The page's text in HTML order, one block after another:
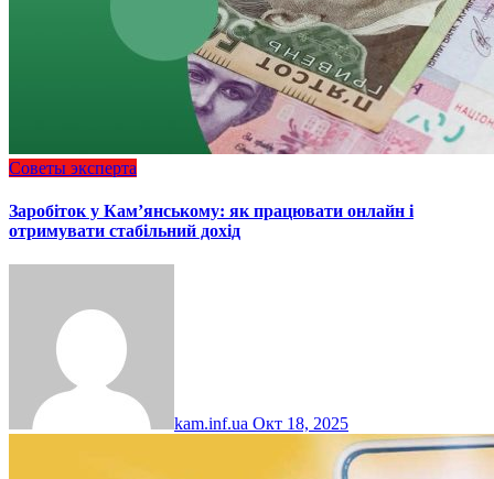
Советы эксперта
Заробіток у Кам’янському: як працювати онлайн і
отримувати стабільний дохід
kam.inf.ua Окт 18, 2025